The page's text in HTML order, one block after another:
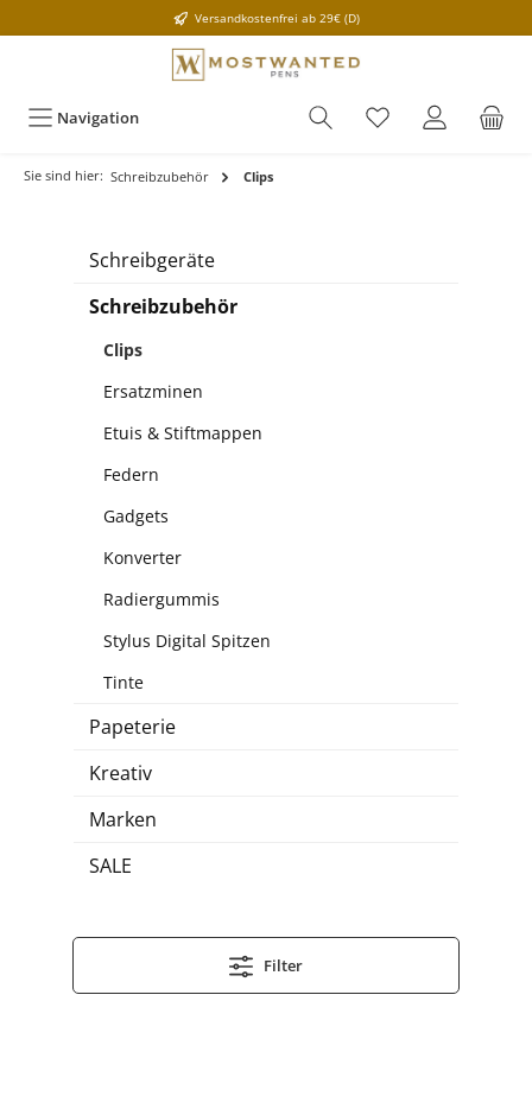
Versandkostenfrei ab 29€ (D)
Navigation
Sie sind hier: Schreibzubehör Clips
Schreibgeräte
Schreibzubehör
Clips
Ersatzminen
Etuis & Stiftmappen
Federn
Gadgets
Konverter
Radiergummis
Stylus Digital Spitzen
Tinte
Papeterie
Kreativ
Marken
SALE
Filter